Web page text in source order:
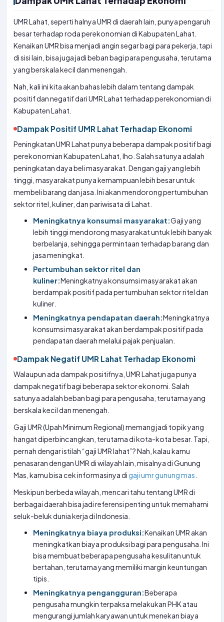
UMR Lahat, seperti halnya UMR di daerah lain, punya pengaruh
besar terhadap roda perekonomian di Kabupaten Lahat.
Kenaikan UMR bisa menjadi angin segar bagi para pekerja, tapi
di sisi lain, bisa juga jadi beban bagi para pengusaha, terutama
yang berskala kecil dan menengah.
Nah, kali ini kita akan bahas lebih dalam tentang dampak
positif dan negatif dari UMR Lahat terhadap perekonomian di
Kabupaten Lahat.
Dampak Positif UMR Lahat Terhadap Ekonomi
Peningkatan UMR Lahat punya beberapa dampak positif bagi
perekonomian Kabupaten Lahat, lho. Salah satunya adalah
peningkatan daya beli masyarakat. Dengan gaji yang lebih
tinggi, masyarakat punya kemampuan lebih besar untuk
membeli barang dan jasa. Ini akan mendorong pertumbuhan
sektor ritel, kuliner, dan pariwisata di Lahat.
Meningkatnya konsumsi masyarakat:Gaji yang
lebih tinggi mendorong masyarakat untuk lebih banyak
berbelanja, sehingga permintaan terhadap barang dan
jasa meningkat.
Pertumbuhan sektor ritel dan
kuliner:Meningkatnya konsumsi masyarakat akan
berdampak positif pada pertumbuhan sektor ritel dan
kuliner.
Meningkatnya pendapatan daerah:Meningkatnya
konsumsi masyarakat akan berdampak positif pada
pendapatan daerah melalui pajak penjualan.
Dampak Negatif UMR Lahat Terhadap Ekonomi
Walaupun ada dampak positifnya, UMR Lahat juga punya
dampak negatif bagi beberapa sektor ekonomi. Salah
satunya adalah beban bagi para pengusaha, terutama yang
berskala kecil dan menengah.
Gaji UMR (Upah Minimum Regional) memang jadi topik yang
hangat diperbincangkan, terutama di kota-kota besar. Tapi,
pernah dengar istilah “gaji UMR lahat”? Nah, kalau kamu
penasaran dengan UMR di wilayah lain, misalnya di Gunung
Mas, kamu bisa cek informasinya di gaji umr gunung mas
Meskipun berbeda wilayah, mencari tahu tentang UMR di
berbagai daerah bisa jadi referensi penting untuk memahami
seluk-beluk dunia kerja di Indonesia.
Meningkatnya biaya produksi:Kenaikan UMR akan
meningkatkan biaya produksi bagi para pengusaha. Ini
bisa membuat beberapa pengusaha kesulitan untuk
bertahan, terutama yang memiliki margin keuntungan
tipis.
Meningkatnya pengangguran:Beberapa
pengusaha mungkin terpaksa melakukan PHK atau
mengurangi jumlah karyawan untuk menekan biaya